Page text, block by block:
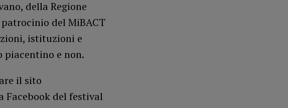
della Regione
del MiBACT
istituzioni e
e non.
il sito
del festival